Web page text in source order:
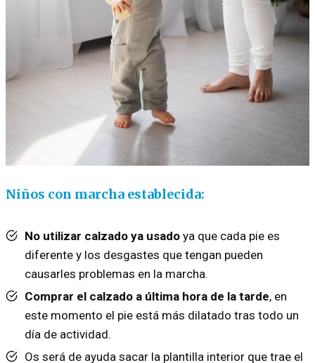
Niños con marcha establecida:
No utilizar calzado ya usado ya que cada pie es
diferente y los desgastes que tengan pueden
causarles problemas en la marcha.
Comprar el calzado a última hora de la tarde, en
este momento el pie está más dilatado tras todo un
día de actividad.
Os será de ayuda sacar la plantilla interior que trae el